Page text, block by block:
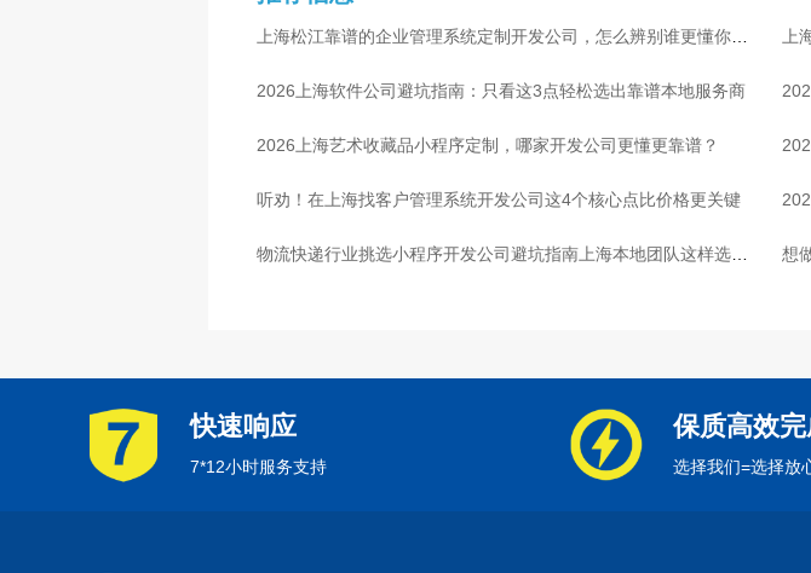
上海松江靠谱的企业管理系统定制开发公司，怎么辨别谁更懂你行
业
上
2026上海软件公司避坑指南：只看这3点轻松选出靠谱本地服务商
2026上海艺术收藏品小程序定制，哪家开发公司更懂更靠谱？
听劝！在上海找客户管理系统开发公司这4个核心点比价格更关键
物流快递行业挑选小程序开发公司避坑指南上海本地团队这样选放 想
快速响应
7*12小时服务支持
保质高效
选择我们=选择放